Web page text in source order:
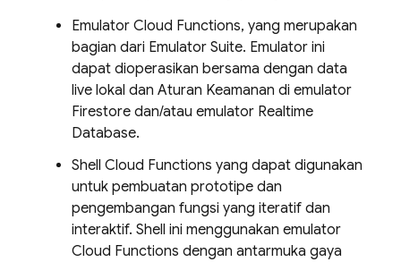
Emulator Cloud Functions, yang merupakan
bagian dari Emulator Suite. Emulator ini
dapat dioperasikan bersama dengan data
live lokal dan Aturan Keamanan di emulator
Firestore dan/atau emulator Realtime
Database.
Shell Cloud Functions yang dapat digunakan
untuk pembuatan prototipe dan
pengembangan fungsi yang iteratif dan
interaktif. Shell ini menggunakan emulator
Cloud Functions dengan antarmuka gaya